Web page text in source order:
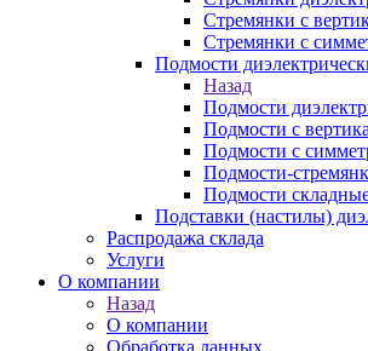
Стремянки с
Стремянки с
Подмости
Назад
Подмости
Подмости с
Подмости с
Подмости-
Подмости
Подставки (настилы)
Распродажа склада
Услуги
О компании
Назад
О компании
Обработка данных